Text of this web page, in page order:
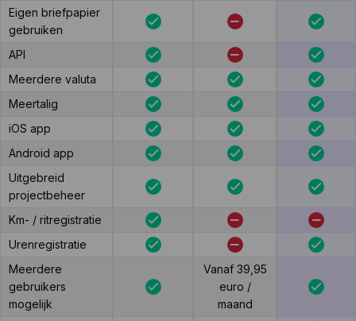
Eigen briefpapier
gebruiken
API
Meerdere valuta
Meertalig
iOS app
Android app
Uitgebreid
projectbeheer
Km- / ritregistratie
Urenregistratie
Meerdere
gebruikers
mogelijk
Vanaf 39,95
euro /
maand